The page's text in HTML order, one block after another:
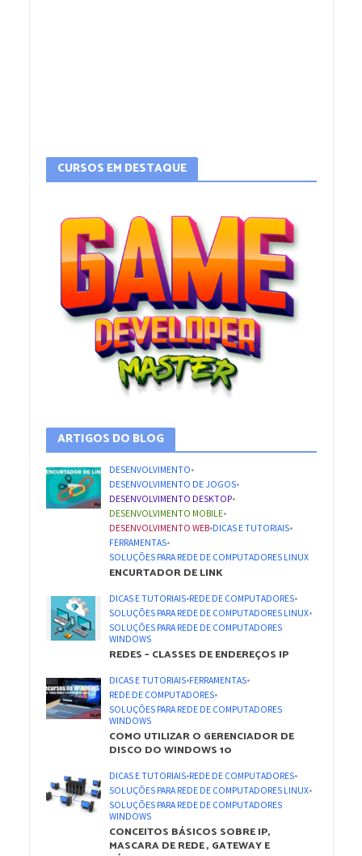
CURSOS EM DESTAQUE
ARTIGOS DO BLOG
DESENVOLVIMENTO•
DESENVOLVIMENTO DE JOGOS•
DESENVOLVIMENTO DESKTOP•
DESENVOLVIMENTO MOBILE•
DESENVOLVIMENTO WEB•DICAS E TUTORIAIS•
FERRAMENTAS•
SOLUÇÕES PARA REDE DE COMPUTADORES LINUX
ENCURTADOR DE LINK
DICAS E TUTORIAIS•REDE DE COMPUTADORES•
SOLUÇÕES PARA REDE DE COMPUTADORES LINUX•
SOLUÇÕES PARA REDE DE COMPUTADORES
WINDOWS
REDES – CLASSES DE ENDEREÇOS IP
DICAS E TUTORIAIS•FERRAMENTAS•
REDE DE COMPUTADORES•
SOLUÇÕES PARA REDE DE COMPUTADORES
WINDOWS
COMO UTILIZAR O GERENCIADOR DE
DISCO DO WINDOWS 10
DICAS E TUTORIAIS•REDE DE COMPUTADORES•
SOLUÇÕES PARA REDE DE COMPUTADORES LINUX•
SOLUÇÕES PARA REDE DE COMPUTADORES
WINDOWS
CONCEITOS BÁSICOS SOBRE IP,
MASCARA DE REDE , GATEWAY E